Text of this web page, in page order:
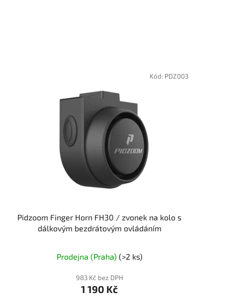
Pidzoom Finger Horn FH30 / zvonek na kolo s
dálkovým bezdrátovým ovládáním
Prodejna (Praha) (>2 ks)
983 Kč bez DPH
1 190 Kč
Kód: PDZ003